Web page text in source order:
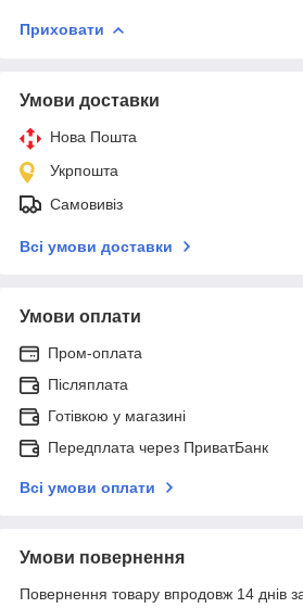
Приховати
Умови доставки
Нова Пошта
Укрпошта
Самовивіз
Всі умови доставки
Умови оплати
Пром-оплата
Післяплата
Готівкою у магазині
Передплата через ПриватБанк
Всі умови оплати
Умови повернення
Повернення товару впродовж 14 днів